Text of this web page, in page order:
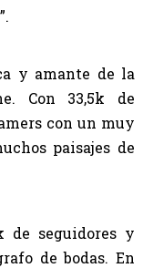
y amante de la
Con 33,5k de
con un muy
paisajes de
de seguidores y
de bodas. En